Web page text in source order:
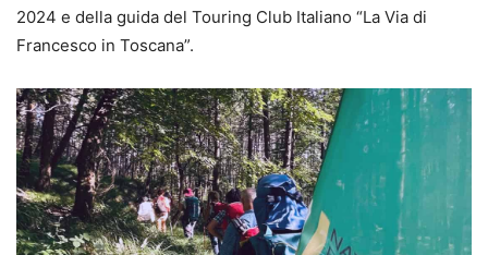
2024 e della guida del Touring Club Italiano “La Via di
Francesco in Toscana”.